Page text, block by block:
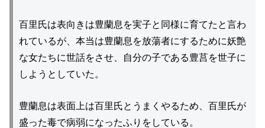
百里氏は表向きは豊蘭息を実子と同様に育てたと言わ
れているが、本当は豊蘭息を放蕩者にするために妖艶
な女たちに世話をさせ、自分の子である豊莒を世子に
しようとしていた。
豊蘭息は表面上は百里氏とうまくやるため、百里氏が
盛った毒で病弱になったふりをしている。